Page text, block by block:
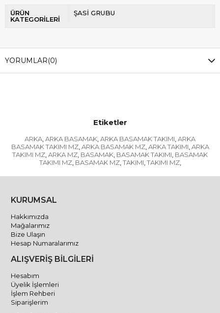
ÜRÜN
KATEGORİLERİ
ŞASİ GRUBU
YORUMLAR(0)
Etiketler
ARKA, ARKA BASAMAK, ARKA BASAMAK TAKIMI, ARKA
BASAMAK TAKIMI MZ, ARKA BASAMAK MZ, ARKA TAKIMI, ARKA
TAKIMI MZ, ARKA MZ, BASAMAK, BASAMAK TAKIMI, BASAMAK
TAKIMI MZ, BASAMAK MZ, TAKIMI, TAKIMI MZ,
KURUMSAL
Hakkımızda
Mağalarımız
Bize Ulaşın
Hesap Numaralarımız
ALIŞVERİŞ BİLGİLERİ
Hesabım
Üyelik İşlemleri
İşlem Rehberi
Siparişlerim